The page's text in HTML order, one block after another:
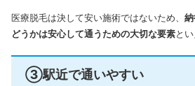
医療脱毛は決して安い施術ではないため、
どうかは安心して通うための大切な要素と
③駅近で通いやすい